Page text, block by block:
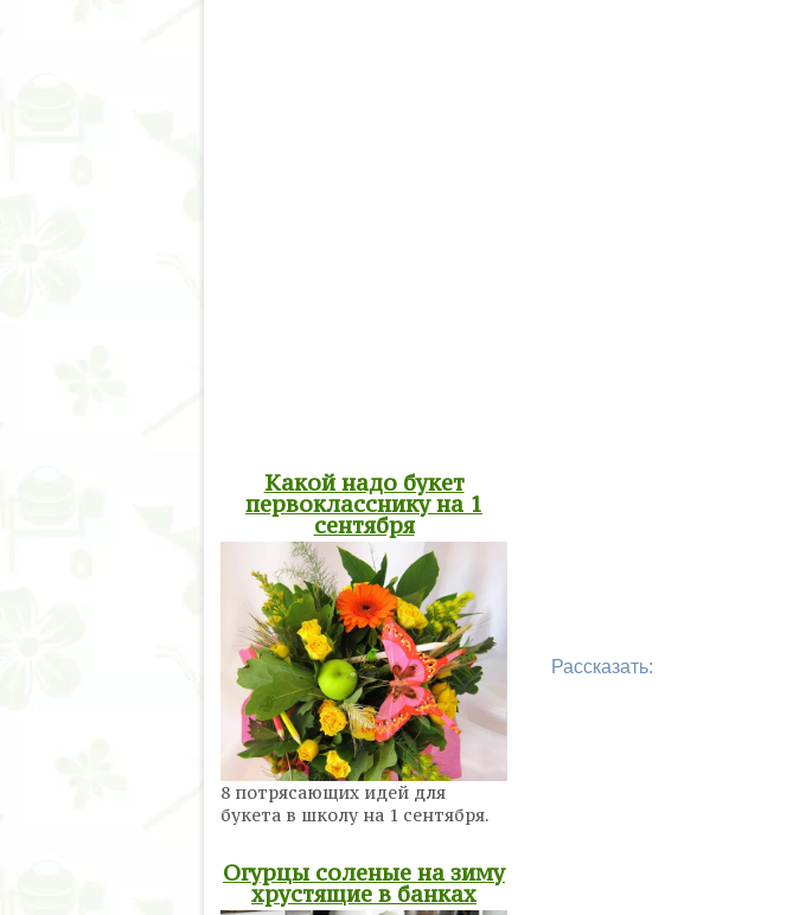
Рассказать:
Какой надо букет
первокласснику на 1
сентября
8 потрясающих идей для
букета в школу на 1 сентября.
Огурцы соленые на зиму
хрустящие в банках